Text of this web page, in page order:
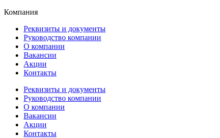
Компания
Реквизиты и документы
Руководство компании
О компании
Вакансии
Акции
Контакты
Реквизиты и документы
Руководство компании
О компании
Вакансии
Акции
Контакты